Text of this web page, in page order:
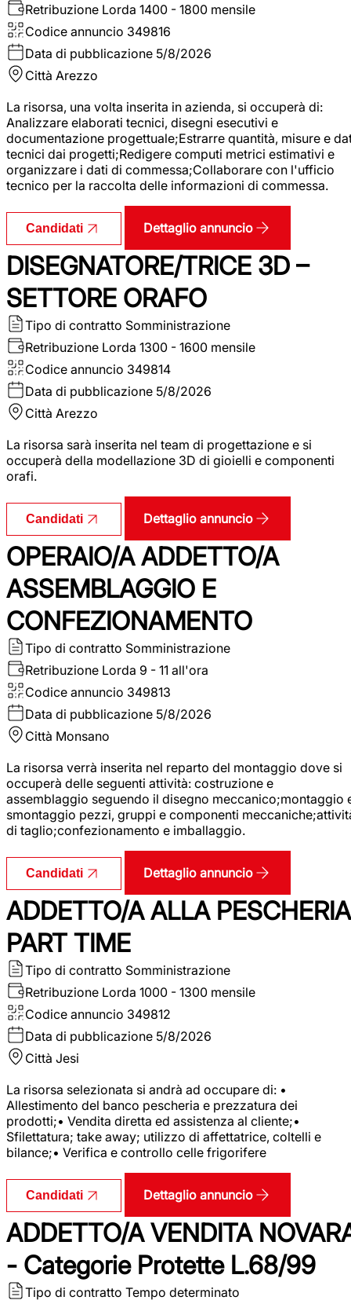
Retribuzione Lorda 1400 - 1800 mensile
Codice annuncio 349816
Data di pubblicazione 5/8/2026
Città Arezzo
La risorsa, una volta inserita in azienda, si occuperà di:
Analizzare elaborati tecnici, disegni esecutivi e
documentazione progettuale;Estrarre quantità, misure e
tecnici dai progetti;Redigere computi metrici estimativi e
organizzare i dati di commessa;Collaborare con l'ufficio
tecnico per la raccolta delle informazioni di commessa.
Candidati Dettaglio annuncio
DISEGNATORE/TRICE 3D –
SETTORE ORAFO
Tipo di contratto Somministrazione
Retribuzione Lorda 1300 - 1600 mensile
Codice annuncio 349814
Data di pubblicazione 5/8/2026
Città Arezzo
La risorsa sarà inserita nel team di progettazione e si
occuperà della modellazione 3D di gioielli e componenti
orafi.
Candidati Dettaglio annuncio
OPERAIO/A ADDETTO/A
ASSEMBLAGGIO E
CONFEZIONAMENTO
Tipo di contratto Somministrazione
Retribuzione Lorda 9 - 11 all'ora
Codice annuncio 349813
Data di pubblicazione 5/8/2026
Città Monsano
La risorsa verrà inserita nel reparto del montaggio dove si
occuperà delle seguenti attività: costruzione e
assemblaggio seguendo il disegno meccanico;montaggio
smontaggio pezzi, gruppi e componenti
di taglio;confezionamento e imballaggio.
Candidati Dettaglio annuncio
ADDETTO/A ALLA PESCHERIA
PART TIME
Tipo di contratto Somministrazione
Retribuzione Lorda 1000 - 1300 mensile
Codice annuncio 349812
Data di pubblicazione 5/8/2026
Città Jesi
La risorsa selezionata si andrà ad occupare di: •
Allestimento del banco pescheria e prezzatura dei
prodotti;• Vendita diretta ed assistenza al cliente;•
Sfilettatura; take away; utilizzo di affettatrice, coltelli e
bilance;• Verifica e controllo celle frigorifere
Candidati Dettaglio annuncio
ADDETTO/A VENDITA
- Categorie Protette L.68/99
Tipo di contratto Tempo determinato